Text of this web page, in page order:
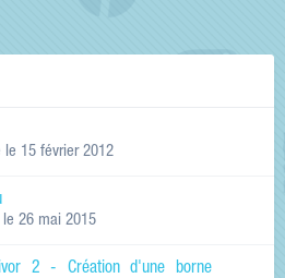
le 15 février 2012
le 26 mai 2015
2 - Création d'une borne